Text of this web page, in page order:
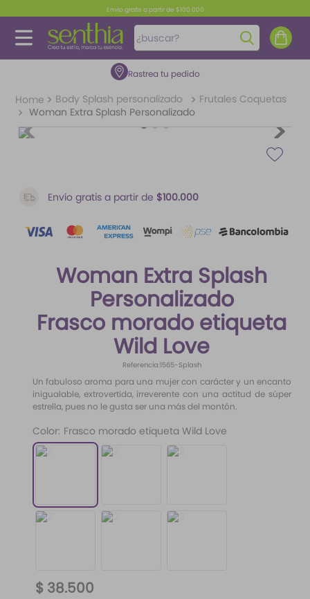
Envío gratis a partir de $100.000
¿buscar?
Rastrea tu pedido
Body Splash personalizado
Frutales Coquetas
Woman Extra Splash Personalizado
Envío gratis a partir de $100.000
Woman Extra Splash
Personalizado
Frasco morado etiqueta
Wild Love
Referencia:1565-Splash
Un fabuloso aroma para una mujer con carácter y un encanto
inigualable, extrovertida, irreverente con una actitud de súper
estrella, pues no le gusta ser una más del montón.
Color: Frasco morado etiqueta Wild Love
$ 38.500
TÉRMINOS MÁS BUSCADOS
1.
perfume
carolina herrera
5.
iconic
paris hilton
ariana grande
10. santal 33